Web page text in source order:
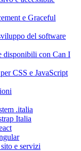
e Graceful
del software
disponibili con Can I
CSS e JavaScript
.italia
Italia
e servizi